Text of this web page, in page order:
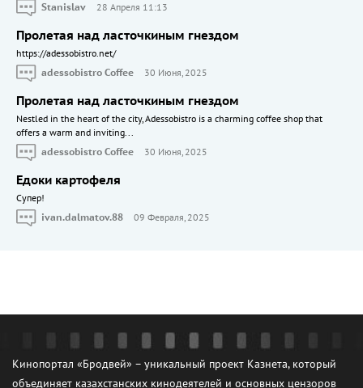
Stanislav
28 Апреля 11:13
Пролетая над ласточкиным гнездом
https://adessobistro.net/
adessobistro Coffee
30 Июня, 2025
Пролетая над ласточкиным гнездом
Nestled in the heart of the city, Adessobistro is a charming coffee shop that
offers a warm and inviting...
adessobistro Coffee
30 Июня, 2025
Едоки картофеля
Cупер!
ivan.dalmatov.88
09 Февраля, 2025
Кинопортал «Бродвей» – уникальный проект Казнета, который
объединяет казахстанских кинодеятелей и основных цензоров